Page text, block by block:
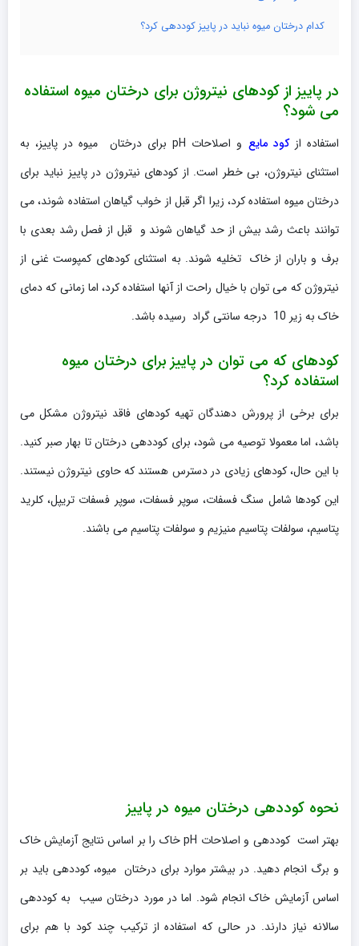
کدام درختان میوه نباید در پاییز کوددهی کرد؟
در پاییز از کودهای نیتروژن برای درختان میوه استفاده
می شود؟
استفاده ازکود مایع
و اصلاحات pH برای درختان میوه در پاییز، به
استثنای نیتروژن، بی خطر است. از کودهای نیتروژن در پاییز نباید برای
درختان میوه استفاده کرد، زیرا اگر قبل از خواب گیاهان استفاده شوند، می
توانند باعث رشد بیش از حد گیاهان شوند و قبل از فصل رشد بعدی با
برف و باران از خاک تخلیه شوند. به استثنای کودهای کمپوست غنی از
نیتروژن که می توان با خیال راحت از آنها استفاده کرد، اما زمانی که دمای
خاک به زیر 10 درجه سانتی گراد رسیده باشد.
کودهای که می توان در پاییز برای درختان میوه
استفاده کرد؟
برای برخی از پرورش دهندگان تهیه کودهای فاقد نیتروژن مشکل می
باشد، اما معمولا توصیه می شود، برای کوددهی درختان تا بهار صبر کنید.
با این حال، کودهای زیادی در دسترس هستند که حاوی نیتروژن نیستند.
این کودها شامل سنگ فسفات، سوپر فسفات، سوپر فسفات تریپل، کلرید
پتاسیم، سولفات پتاسیم منیزیم و سولفات پتاسیم می باشند.
نحوه کوددهی درختان میوه در پاییز
بهتر است کوددهی و اصلاحات pH خاک را بر اساس نتایج آزمایش خاک
و برگ انجام دهید. در بیشتر موارد برای درختان میوه، کوددهی باید بر
اساس آزمایش خاک انجام شود. اما در مورد درختان سیب به کوددهی
سالانه نیاز دارند. در حالی که استفاده از ترکیب چند کود با هم برای